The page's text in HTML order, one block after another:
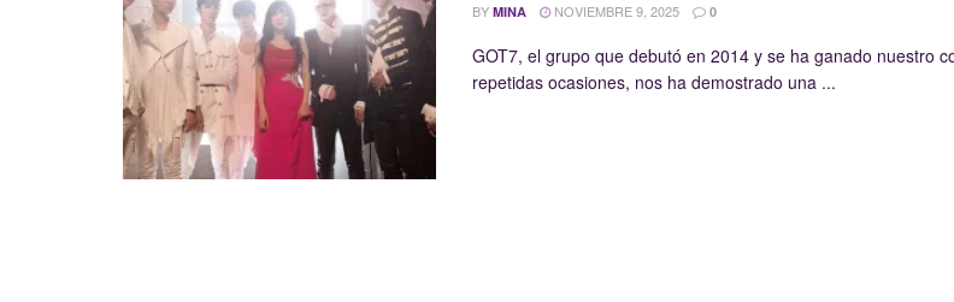
BY MINA NOVIEMBRE 9, 2025 0
GOT7, el grupo que debutó en 2014 y se ha ganado nuestro
repetidas ocasiones, nos ha demostrado una ...